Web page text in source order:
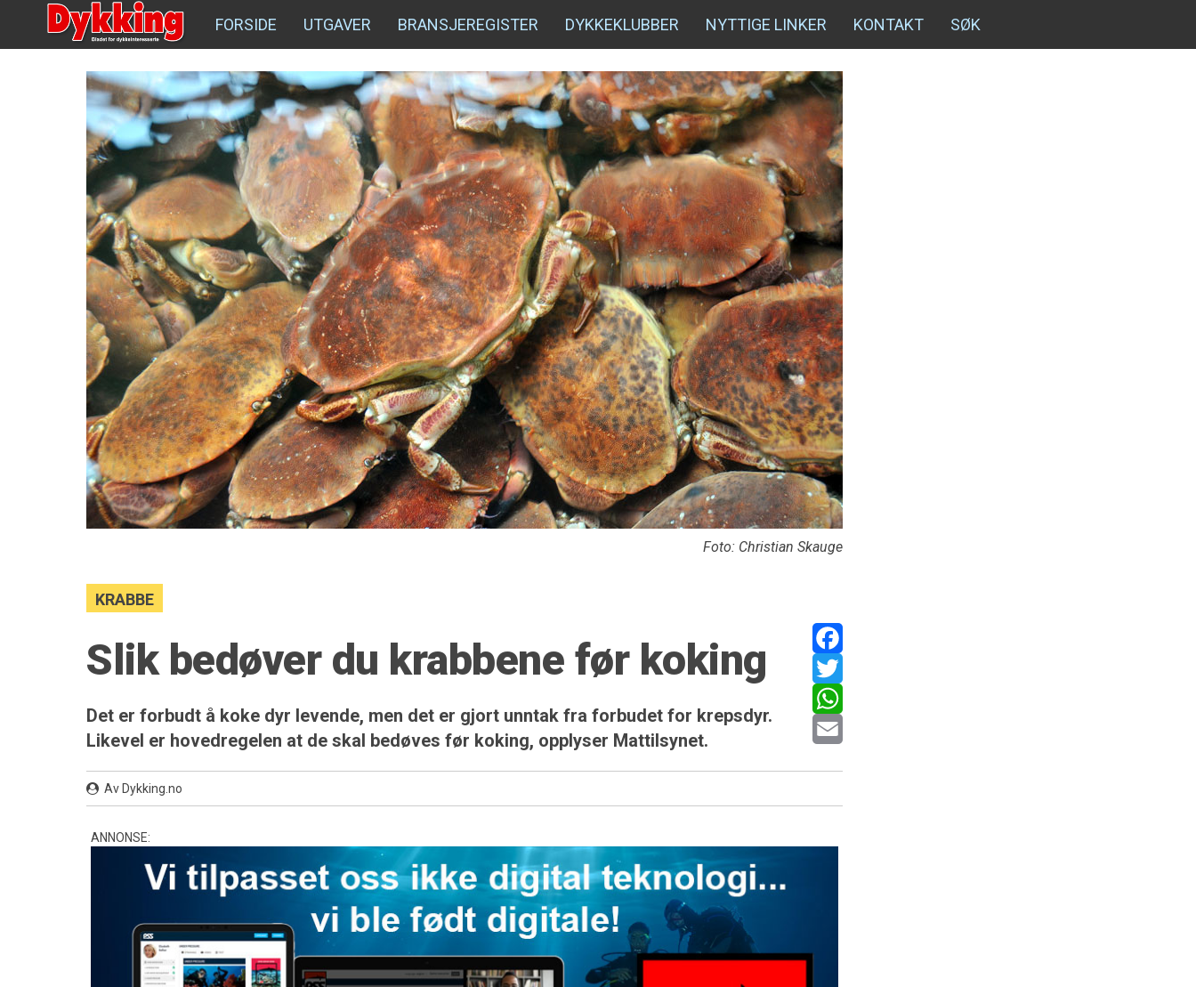
FORSIDE UTGAVER BRANSJEREGISTER DYKKEKLUBBER NYTTIGE LINKER KONTAKT SØK
Foto: Christian Skauge
KRABBE
Facebook
Twitter
WhatsApp
Slik bedøver du krabbene før koking
Det er forbudt å koke dyr levende, men det er gjort unntak fra forbudet for krepsdyr.
Likevel er hovedregelen at de skal bedøves før koking, opplyser Mattilsynet.
Av Dykking.no
ANNONSE: